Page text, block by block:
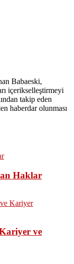
Babaeski,
içerikselleştirmeyi
takip eden
haberdar olunması
Haklar
ve